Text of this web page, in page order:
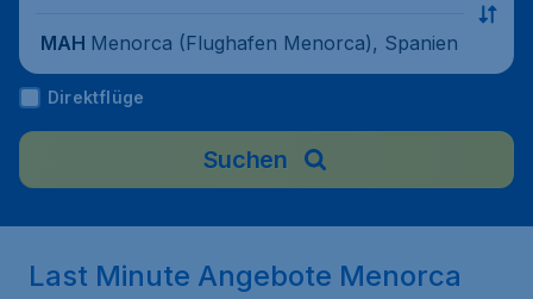
MAH Menorca (Flughafen Menorca), Spanien
Direktflüge
Suchen
Last Minute Angebote Menorca